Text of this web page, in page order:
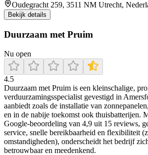
Oudegracht 259, 3511 NM Utrecht,
Bekijk details
Duurzaam met Pruim
Nu open
4.5
Duurzaam met Pruim is een kleinschalige,
verduurzamingsspecialist gevestigd in
aanbiedt zoals de installatie van
en in de nabije toekomst ook thuisbatterijen.
Google‑beoordeling van 4,9 uit 15 reviews,
service, snelle bereikbaarheid en flexibiliteit
omstandigheden), onderscheidt het bedrijf
betrouwbaar en meedenkend.